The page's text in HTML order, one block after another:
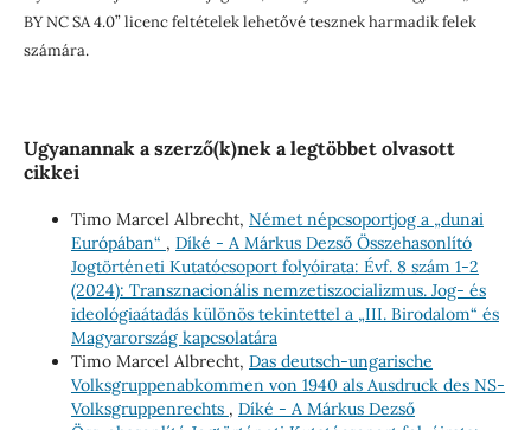
BY NC SA 4.0” licenc feltételek lehetővé tesznek harmadik felek
számára.
Ugyanannak a szerző(k)nek a legtöbbet olvasott
cikkei
Timo Marcel Albrecht, Német népcsoportjog a „dunai
Európában“ , Díké - A Márkus Dezső Összehasonlító
Jogtörténeti Kutatócsoport folyóirata: Évf. 8 szám 1-2
(2024): Transznacionális nemzetiszocializmus. Jog- és
ideológiaátadás különös tekintettel a „III. Birodalom“ és
Magyarország kapcsolatára
Timo Marcel Albrecht, Das deutsch-ungarische
Volksgruppenabkommen von 1940 als Ausdruck des NS-
Volksgruppenrechts , Díké - A Márkus Dezső